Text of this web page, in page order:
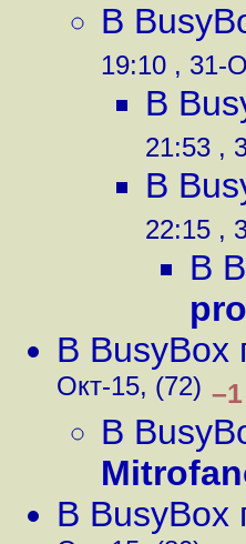
В
19:10 , 31-
В
21:53 ,
В
22:15 ,
В
В BusyBox
Окт-15, (72) –1
В
В BusyBox